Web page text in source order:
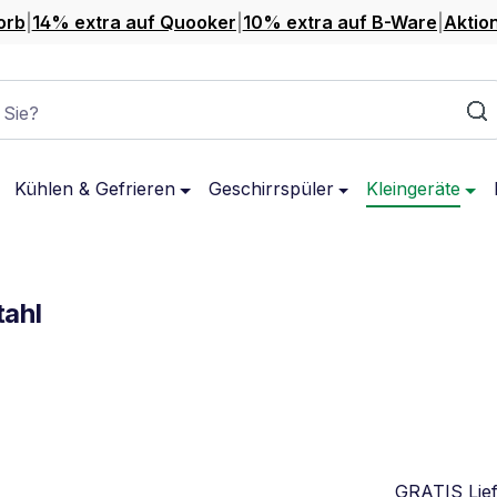
14% extra auf Quooker 10% extra auf B-Ware
Kühlen & Gefrieren Geschirrspüler Kleingeräte
GRATIS